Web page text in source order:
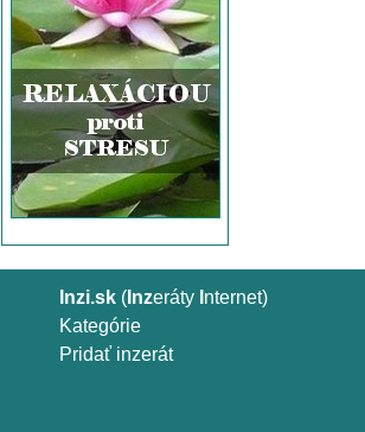
Inzi.sk ( Inzeráty nternet)
Kategórie
Pridať inzerát